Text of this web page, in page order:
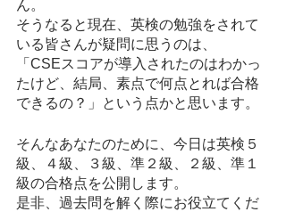
ん。
そうなると現在、英検の勉強をされて
いる皆さんが疑問に思うのは、
「CSEスコアが導入されたのはわかっ
たけど、結局、素点で何点とれば合格
できるの？」という点かと思います。
そんなあなたのために、今日は英検５
級、４級、３級、準２級、２級、準１
級の合格点を公開します。
是非、過去問を解く際にお役立てくだ